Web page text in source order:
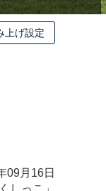
上げ設定
09月16日